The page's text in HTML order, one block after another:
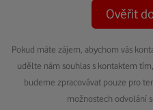
Ověřit
Pokud máte zájem, abychom vás
udělte nám souhlas s kontaktem
budeme zpracovávat pouze pro
možnostech odvolání